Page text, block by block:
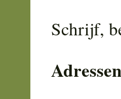
Schrijf,